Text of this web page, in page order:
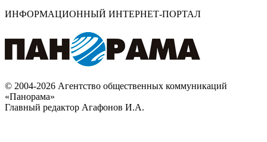
ИНФОРМАЦИОННЫЙ ИНТЕРНЕТ-ПОРТАЛ
© 2004-2026 Агентство общественных коммуникаций
«Панорама»
Главный редактор Агафонов И.А.